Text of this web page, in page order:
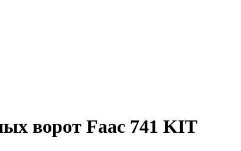
ворот Faac 741 KIT